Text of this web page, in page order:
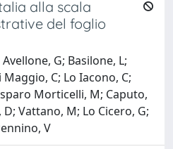
alla scala
del foglio
G; Basilone, L;
C; Lo Iacono, C;
Morticelli, M; Caputo,
Vattano, M; Lo Cicero, G;
V